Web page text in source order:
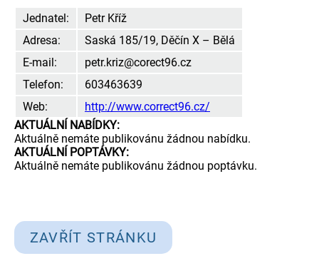
Jednatel:
Petr Kříž
Adresa:
Saská 185/19, Děčín X – Bělá
E-mail:
petr.kriz@corect96.cz
Telefon:
603463639
Web:
http://www.correct96.cz/
AKTUÁLNÍ NABÍDKY:
Aktuálně nemáte publikovánu žádnou nabídku.
AKTUÁLNÍ POPTÁVKY:
Aktuálně nemáte publikovánu žádnou poptávku.
ZAVŘÍT STRÁNKU